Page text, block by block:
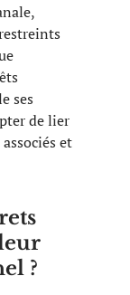
ses
de lier
et
?